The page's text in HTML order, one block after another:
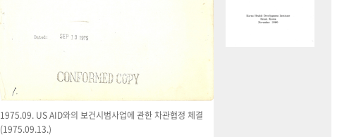
1975.09. US AID와의 보건시범사업에 관한 차관협정 체결
(1975.09.13.)